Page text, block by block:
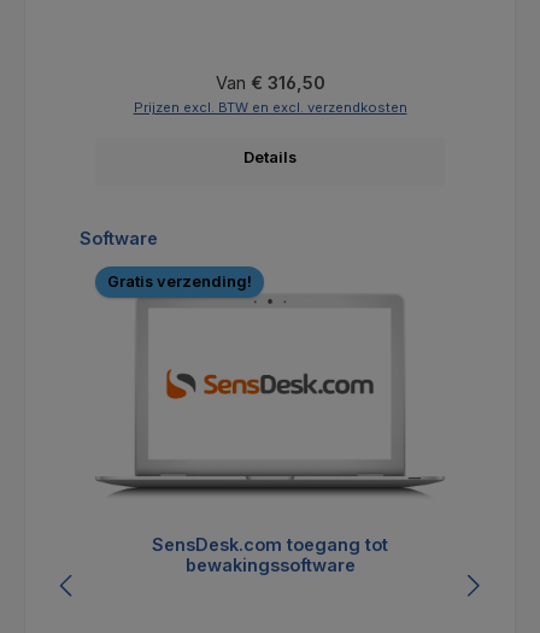
Normale prijs:
Van € 316,50
Prijzen excl. BTW en excl. verzendkosten
Details
Productgalerij overslaan
Software
Gratis verzending!
SensDesk.com toegang tot
bewakingssoftware